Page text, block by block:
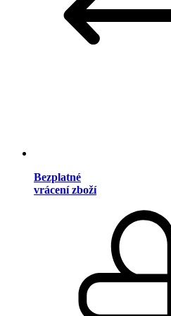
Bezplatné
vrácení zboží